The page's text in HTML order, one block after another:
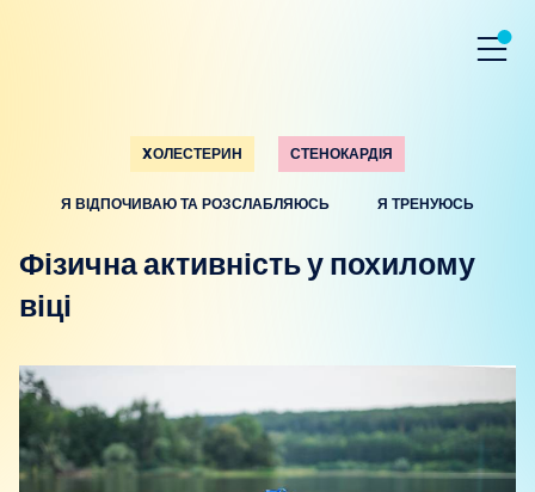
XОЛЕСТЕРИН СТЕНОКАРДІЯ
Я ВІДПОЧИВАЮ ТА РОЗСЛАБЛЯЮСЬ Я ТРЕНУЮСЬ
Фізична активність у похилому
віці